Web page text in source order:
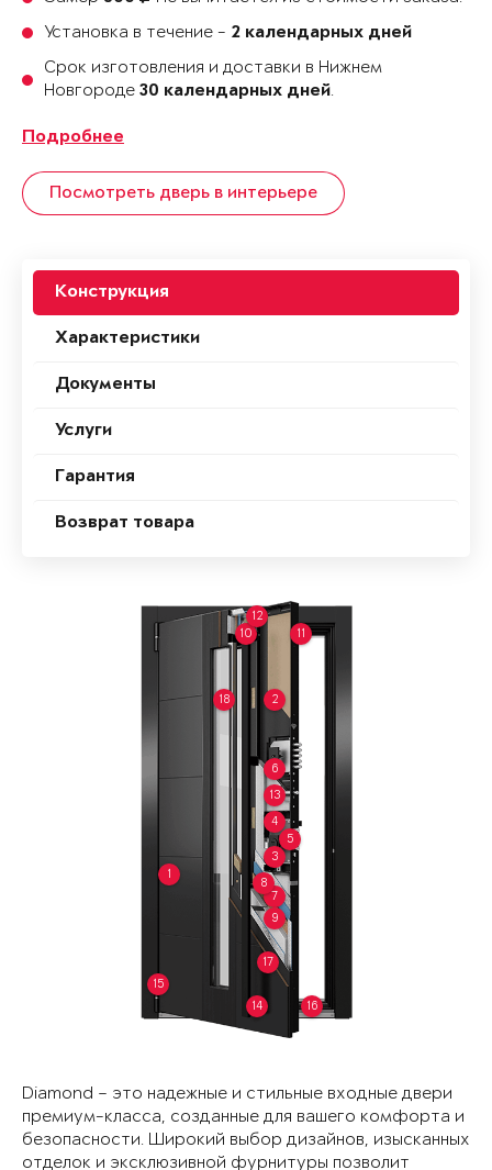
Установка в течение - 2 календарных дней
Срок изготовления и доставки в Нижнем
Новгороде 30 календарных дней.
Подробнее
Посмотреть дверь в интерьере
Конструкция
Характеристики
Документы
Услуги
Гарантия
Возврат товара
1
2
3
4
5
6
7
8
9
10 11
12
13
14
15
16
17
18
Diamond – это надежные и стильные входные двери
премиум-класса, созданные для вашего комфорта и
безопасности. Широкий выбор дизайнов, изысканных
отделок и эксклюзивной фурнитуры позволит